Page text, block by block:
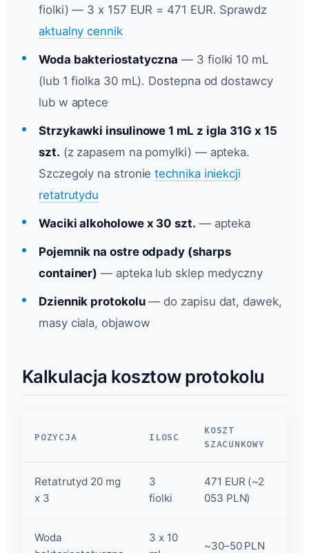
fiolki) — 3 x 157 EUR = 471 EUR. Sprawdz
aktualny cennik
Woda bakteriostatyczna — 3 fiolki 10 mL
(lub 1 fiolka 30 mL). Dostepna od dostawcy
lub w aptece
Strzykawki insulinowe 1 mL z igla 31G x 15
szt. (z zapasem na pomylki) — apteka.
Szczegoly na stronietechnika iniekcji
retatrutydu
Waciki alkoholowe x 30 szt. — apteka
Pojemnik na ostre odpady (sharps
container) — apteka lub sklep medyczny
Dziennik protokolu— do zapisu dat, dawek,
masy ciala, objawow
Kalkulacja kosztow protokolu
POZYCJA ILOSC
KOSZT
SZACUNKOWY
Retatrutyd 20 mg
x 3
3
fiolki
471 EUR (~2
053 PLN)
Woda
3 x 10
~30–50 PLN